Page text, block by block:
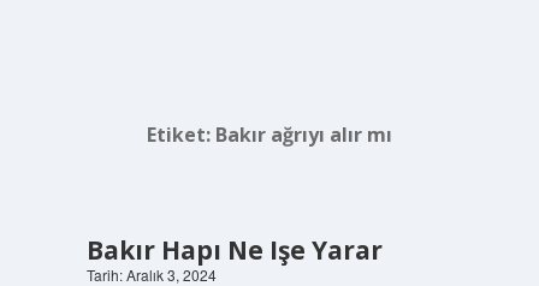
Etiket: Bakır ağrıyı alır mı
Bakır Hapı Ne Işe Yarar
Tarih: Aralık 3, 2024